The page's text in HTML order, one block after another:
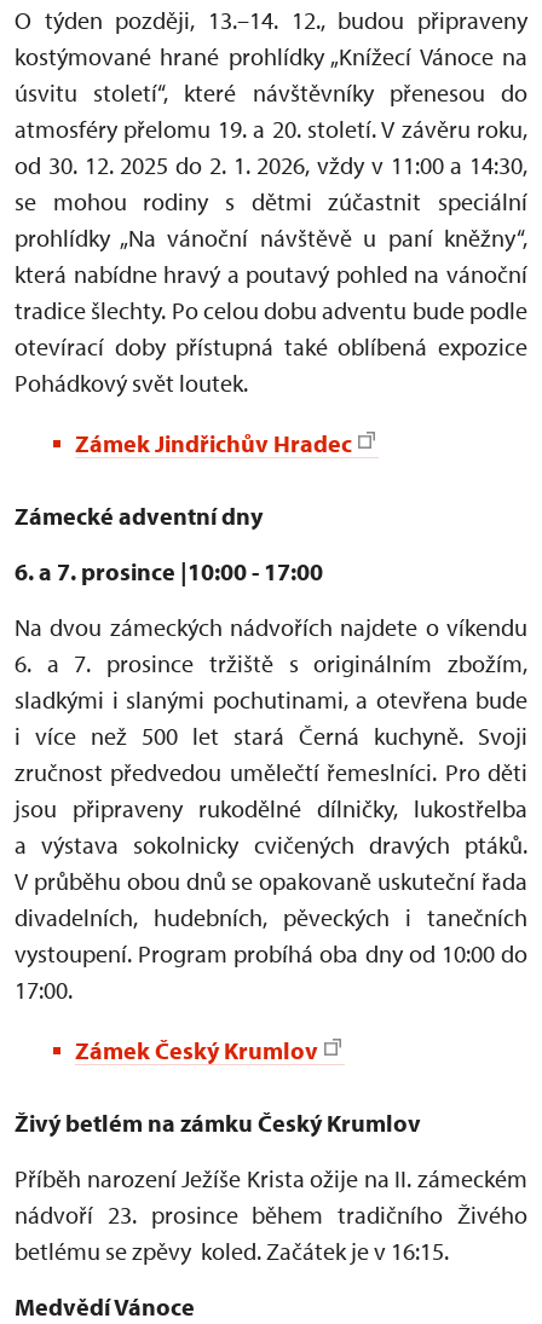
O týden později, 13.–14. 12., budou připraveny
kostýmované hrané prohlídky „Knížecí Vánoce na
úsvitu století“, které návštěvníky přenesou do
atmosféry přelomu 19. a 20. století. V závěru roku,
od 30. 12. 2025 do 2. 1. 2026, vždy v 11:00 a 14:30,
se mohou rodiny s dětmi zúčastnit speciální
prohlídky „Na vánoční návštěvě u paní kněžny“,
která nabídne hravý a poutavý pohled na vánoční
tradice šlechty. Po celou dobu adventu bude podle
otevírací doby přístupná také oblíbená expozice
Pohádkový svět loutek.
Zámek Jindřichův Hradec
Zámecké adventní dny
6. a 7. prosince |10:00 - 17:00
Na dvou zámeckých nádvořích najdete o víkendu
6. a 7. prosince tržiště s originálním zbožím,
sladkými i slanými pochutinami, a otevřena bude
i více než 500 let stará Černá kuchyně. Svoji
zručnost předvedou umělečtí řemeslníci. Pro děti
jsou připraveny rukodělné dílničky, lukostřelba
a výstava sokolnicky cvičených dravých ptáků.
V průběhu obou dnů se opakovaně uskuteční řada
divadelních, hudebních, pěveckých i tanečních
vystoupení. Program probíhá oba dny od 10:00 do
17:00.
Zámek Český Krumlov
Živý betlém na zámku Český Krumlov
Příběh narození Ježíše Krista ožije na II. zámeckém
nádvoří 23. prosince během tradičního Živého
betlému se zpěvy koled. Začátek je v 16:15.
Medvědí Vánoce